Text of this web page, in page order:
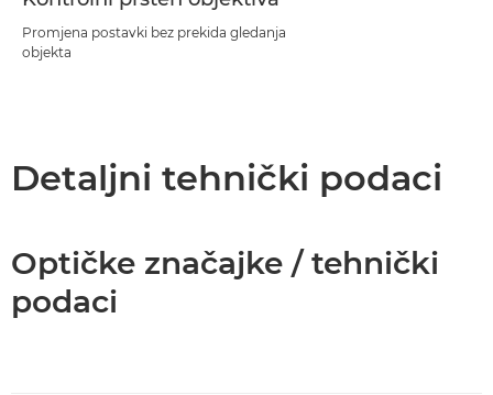
Promjena postavki bez prekida gledanja
objekta
Detaljni tehnički podaci
Optičke značajke / tehnički
podaci